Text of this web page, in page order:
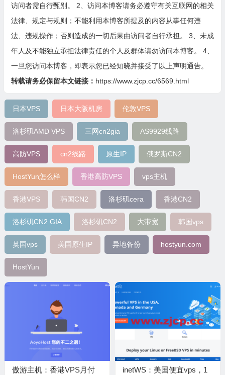
访问者需自行甄别。 2、访问本博客请务必遵守有关互联网的相关
法律、规定与规则；不能利用本博客所提及的内容从事任何违
法、违规操作；否则造成的一切后果由访问者自行承担。 3、未成
年人及不能独立承担法律责任的个人及群体请勿访问本博客。 4、
一旦您访问本博客，即表示您已经知晓并接受了以上声明通告。
转载请务必保留本文链接： https://www.zjcp.cc/6569.html
日本VPS 日本大阪机房 伦敦VPS
洛杉矶AMD VPS 三网cn2gia AS9929线路
高防VPS cn2线路 原生IP 俄罗斯CN2
HostYun怎么样 香港高防VPS vps主机
香港VPS 韩国CN2 洛杉矶cera 香港CN2
洛杉矶CN2 GIA 洛杉矶CN2 大带宽 韩国vps
英国vps 美国原生IP 异地备份 hostyun.com
HostYun
傲游主机：香港VPS月付
inetWS：美国便宜vps，1